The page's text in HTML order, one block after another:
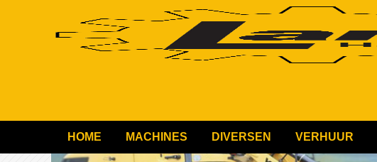
HOME MACHINES DIVERSEN VERHUUR